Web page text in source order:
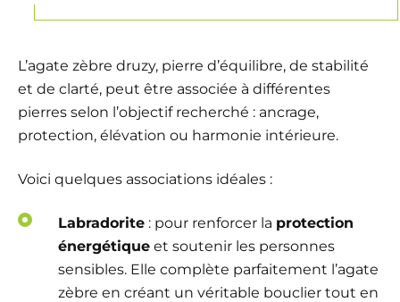
L’agate zèbre druzy, pierre d’équilibre, de stabilité
et de clarté, peut être associée à différentes
pierres selon l’objectif recherché : ancrage,
protection, élévation ou harmonie intérieure.
Voici quelques associations idéales :
Labradorite : pour renforcer la protection
énergétique et soutenir les personnes
sensibles. Elle complète parfaitement l’agate
zèbre en créant un véritable bouclier tout en